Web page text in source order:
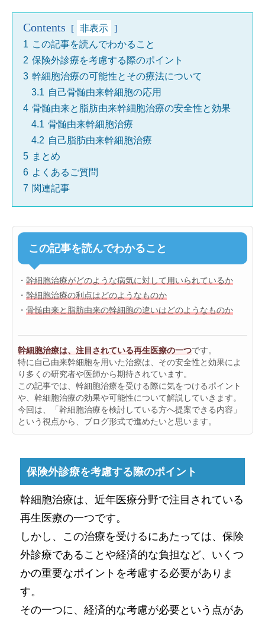
Contents
非表示
1 この記事を読んでわかること
2 保険外診療を考慮する際のポイント
3 幹細胞治療の可能性とその療法について
3.1 自己骨髄由来幹細胞の応用
4 骨髄由来と脂肪由来幹細胞治療の安全性と効果
4.1 骨髄由来幹細胞治療
4.2 自己脂肪由来幹細胞治療
5 まとめ
6 よくあるご質問
7 関連記事
この記事を読んでわかること
・ 幹細胞治療がどのような病気に対して用いられているか
・ 幹細胞治療の利点はどのようなものか
・ 骨髄由来と脂肪由来の幹細胞の違いはどのようなものか
幹細胞治療は、注目されている再生医療の一つです。
特に自己由来幹細胞を用いた治療は、その安全性と効果によ
り多くの研究者や医師から期待されています。
この記事では、幹細胞治療を受ける際に気をつけるポイント
や、幹細胞治療の効果や可能性について解説していきます。
今回は、「幹細胞治療を検討している方へ提案できる内容」
という視点から、ブログ形式で進めたいと思います。
保険外診療を考慮する際のポイント
幹細胞治療は、近年医療分野で注目されている
再生医療の一つです。
しかし、この治療を受けるにあたっては、保険
外診療であることや経済的な負担など、いくつ
かの重要なポイントを考慮する必要がありま
す。
その一つに、経済的な考慮が必要という点があ